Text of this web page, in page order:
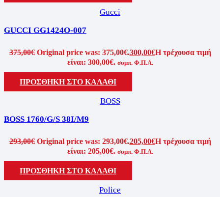
Gucci
GUCCI GG1424O-007
375,00€ Original price was: 375,00€.300,00€Η τρέχουσα τιμή
είναι: 300,00€. συμπ. Φ.Π.Α.
ΠΡΟΣΘΗΚΗ ΣΤΟ ΚΑΛΑΘΙ
BOSS
BOSS 1760/G/S 38I/M9
293,00€ Original price was: 293,00€.205,00€Η τρέχουσα τιμή
είναι: 205,00€. συμπ. Φ.Π.Α.
ΠΡΟΣΘΗΚΗ ΣΤΟ ΚΑΛΑΘΙ
Police